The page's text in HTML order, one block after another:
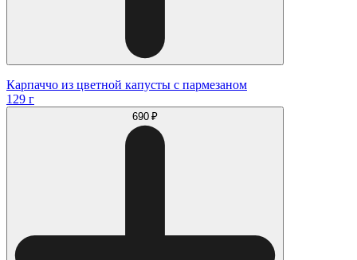
Карпаччо из цветной капусты с пармезаном
129 г
690 ₽